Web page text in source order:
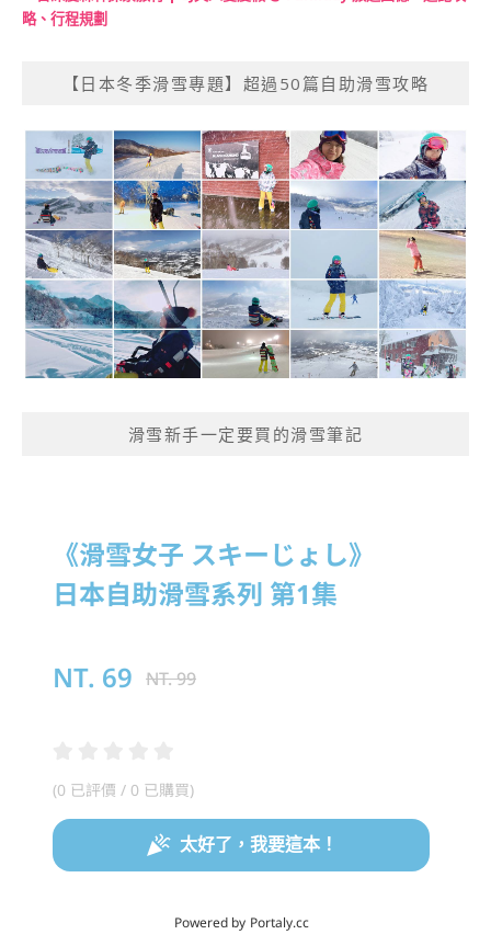
略、行程規劃
【日本冬季滑雪專題】超過50篇自助滑雪攻略
滑雪新手一定要買的滑雪筆記